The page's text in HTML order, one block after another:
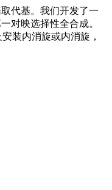
代基。我们开发了一
对映选择性全合成。
装内消旋或内消旋，